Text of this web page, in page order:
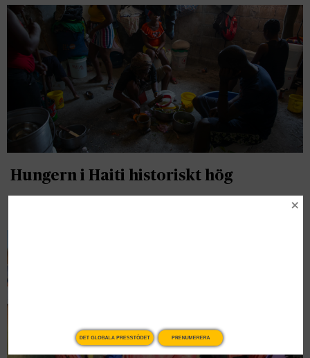
Hungern i Haiti historiskt hög
DET GLOBALA PRESSTÖDET PRENUMERERA